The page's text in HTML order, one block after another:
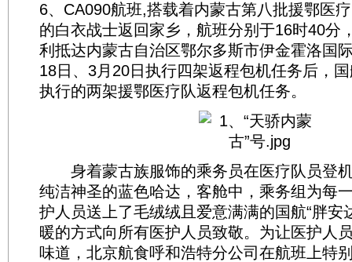
6、CA090航班,搭载着内蒙古第八批援鄂医
的白衣战士返回家乡，航班分别于16时40分
利抵达内蒙古自治区鄂尔多斯市伊金霍洛国
18日、3月20日执行四架返程包机任务后，
执行的两架援鄂医疗队返程包机任务。
身着蒙古族服饰的乘务员在医疗队员登
纯洁神圣的蓝色哈达，客舱中，乘务组为每
护人员送上了毛绒绒且爱意满满的国航“胖安
暖的方式向所有医护人员致敬。为让医护人
味道，北京航食呼和浩特分公司在航班上特